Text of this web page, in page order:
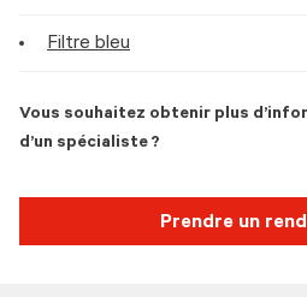
Filtre bleu
Vous souhaitez obtenir plus
d’un spécialiste ?
Prendre un